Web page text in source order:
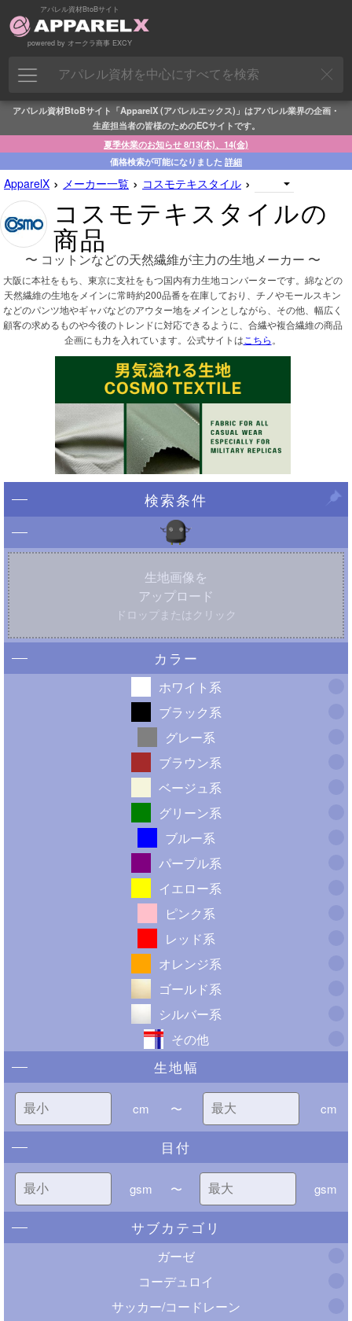
アパレル資材BtoBサイト
powered by オークラ商事 EXCY
アパレル資材BtoBサイト「ApparelX (アパレルエックス)」はアパレル業界の企画・
生産担当者の皆様のためのECサイトです。
夏季休業のお知らせ 8/13(木)、14(金)
価格検索が可能になりました 詳細
ApparelX › メーカー一覧 › コスモテキスタイル ›
コスモテキスタイルの
商品
〜 コットンなどの天然繊維が主力の生地メーカー 〜
大阪に本社をもち、東京に支社をもつ国内有力生地コンバーターです。綿などの
天然繊維の生地をメインに常時約200品番を在庫しており、チノやモールスキン
などのパンツ地やギャバなどのアウター地をメインとしながら、その他、幅広く
顧客の求めるものや今後のトレンドに対応できるように、合繊や複合繊維の商品
企画にも力を入れています。公式サイトは こちら 。
検索条件
生地画像を
アップロード
ドロップまたはクリック
カラー
ホワイト系
ブラック系
グレー系
ブラウン系
ベージュ系
グリーン系
ブルー系
パープル系
イエロー系
ピンク系
レッド系
オレンジ系
ゴールド系
シルバー系
その他
生地幅
cm 〜 cm
目付
gsm 〜 gsm
サブカテゴリ
ガーゼ
コーデュロイ
サッカー/コードレーン